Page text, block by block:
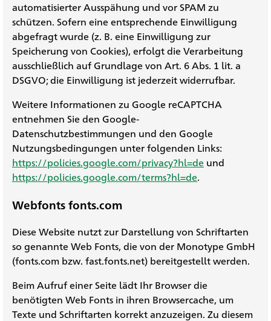
automatisierter Ausspähung und vor SPAM zu
schützen. Sofern eine entsprechende Einwilligung
abgefragt wurde (z. B. eine Einwilligung zur
Speicherung von Cookies), erfolgt die Verarbeitung
ausschließlich auf Grundlage von Art. 6 Abs. 1 lit. a
DSGVO; die Einwilligung ist jederzeit widerrufbar.
Weitere Informationen zu Google reCAPTCHA
entnehmen Sie den Google-
Datenschutzbestimmungen und den Google
Nutzungsbedingungen unter folgenden Links:
https://policies.google.com/privacy?hl=de und
https://policies.google.com/terms?hl=de.
Webfonts fonts.com
Diese Website nutzt zur Darstellung von Schriftarten
so genannte Web Fonts, die von der Monotype GmbH
(fonts.com bzw. fast.fonts.net) bereitgestellt werden.
Beim Aufruf einer Seite lädt Ihr Browser die
benötigten Web Fonts in ihren Browsercache, um
Texte und Schriftarten korrekt anzuzeigen. Zu diesem